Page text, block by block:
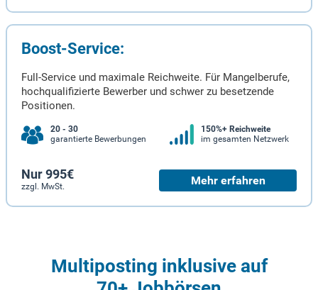
Boost-Service:
Full-Service und maximale Reichweite. Für Mangelberufe,
hochqualifizierte Bewerber und schwer zu besetzende
Positionen.
20 - 30
garantierte Bewerbungen
150%+ Reichweite
im gesamten Netzwerk
Nur 995€
zzgl. MwSt. Mehr erfahren
Multiposting inklusive auf